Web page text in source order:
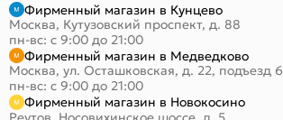
Фирменный магазин в Кунцево
Москва, Кутузовский проспект, д. 88
пн-вс: с 9:00 до 21:00
Фирменный магазин в Медведково
Москва, ул. Осташковская, д. 22, подъезд 6
пн-вс: с 9:00 до 21:00
Фирменный магазин в Новокосино